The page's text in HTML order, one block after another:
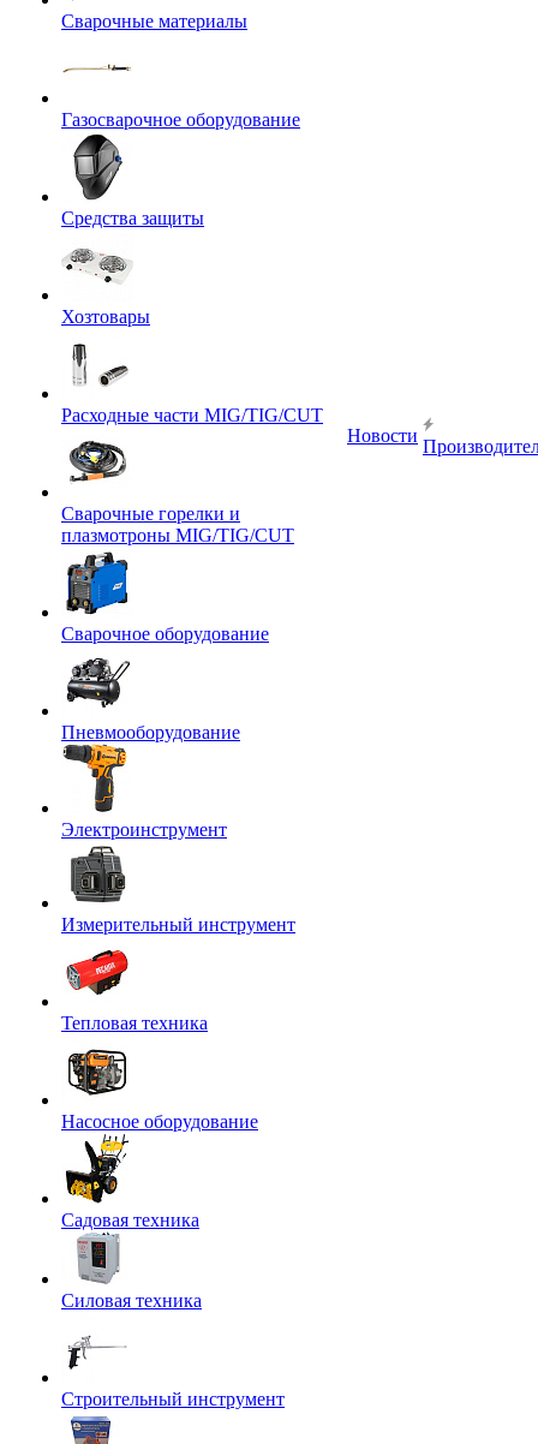
Сварочные материалы
Газосварочное оборудование
Средства защиты
Хозтовары
Расходные части MIG/TIG/CUT
Сварочные горелки и
плазмотроны MIG/TIG/CUT
Сварочное оборудование
Пневмооборудование
Электроинструмент
Измерительный инструмент
Тепловая техника
Насосное оборудование
Садовая техника
Силовая техника
Строительный инструмент
Новости